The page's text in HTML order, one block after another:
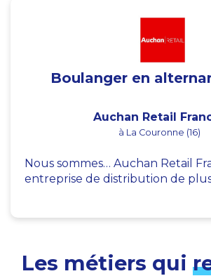
Boulanger en
Auchan Retail
à La Couronne (16)
Nous sommes… Auchan Retail
entreprise de distribution de
Les métiers qui